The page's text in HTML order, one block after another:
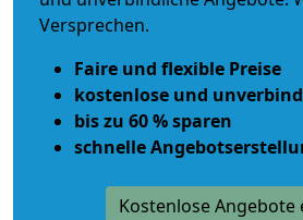
Versprechen.
Faire und flexible Preise
kostenlose und
bis zu 60 % sparen
schnelle
Kostenlose Angebote